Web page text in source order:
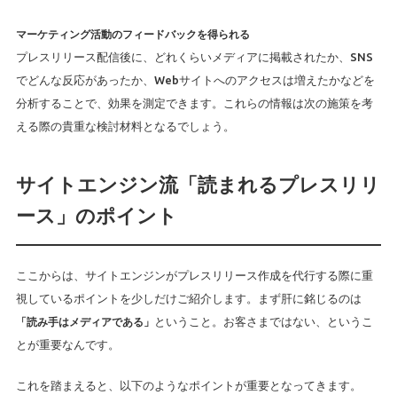
マーケティング活動のフィードバックを得られる
プレスリリース配信後に、どれくらいメディアに掲載されたか、SNS
でどんな反応があったか、Webサイトへのアクセスは増えたかなどを
分析することで、効果を測定できます。これらの情報は次の施策を考
える際の貴重な検討材料となるでしょう。
サイトエンジン流「読まれるプレスリリ
ース」のポイント
ここからは、サイトエンジンがプレスリリース作成を代行する際に重
視しているポイントを少しだけご紹介します。まず肝に銘じるのは
「読み手はメディアである」 ということ。お客さまではない、というこ
とが重要なんです。
これを踏まえると、以下のようなポイントが重要となってきます。